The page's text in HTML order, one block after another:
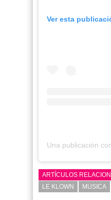
Ver esta
ARTÍCULOS
LE KLOWN
MUSICA